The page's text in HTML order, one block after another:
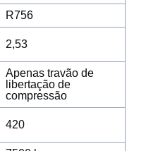
R756
2,53
Apenas travão de
libertação de
compressão
420